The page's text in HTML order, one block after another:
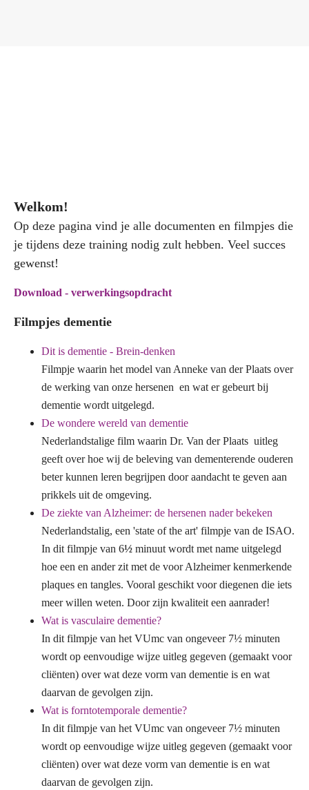
Welkom!
Op deze pagina vind je alle documenten en filmpjes die
je tijdens deze training nodig zult hebben. Veel succes
gewenst!
Download - verwerkingsopdracht
Filmpjes dementie
Dit is dementie - Brein-denken
Filmpje waarin het model van Anneke van der Plaats over
de werking van onze hersenen en wat er gebeurt bij
dementie wordt uitgelegd.
De wondere wereld van dementie
Nederlandstalige film waarin Dr. Van der Plaats uitleg
geeft over hoe wij de beleving van dementerende ouderen
beter kunnen leren begrijpen door aandacht te geven aan
prikkels uit de omgeving.
De ziekte van Alzheimer: de hersenen nader bekeken
Nederlandstalig, een 'state of the art' filmpje van de ISAO.
In dit filmpje van 6½ minuut wordt met name uitgelegd
hoe een en ander zit met de voor Alzheimer kenmerkende
plaques en tangles. Vooral geschikt voor diegenen die iets
meer willen weten. Door zijn kwaliteit een aanrader!
Wat is vasculaire dementie?
In dit filmpje van het VUmc van ongeveer 7½ minuten
wordt op eenvoudige wijze uitleg gegeven (gemaakt voor
cliënten) over wat deze vorm van dementie is en wat
daarvan de gevolgen zijn.
Wat is forntotemporale dementie?
In dit filmpje van het VUmc van ongeveer 7½ minuten
wordt op eenvoudige wijze uitleg gegeven (gemaakt voor
cliënten) over wat deze vorm van dementie is en wat
daarvan de gevolgen zijn.